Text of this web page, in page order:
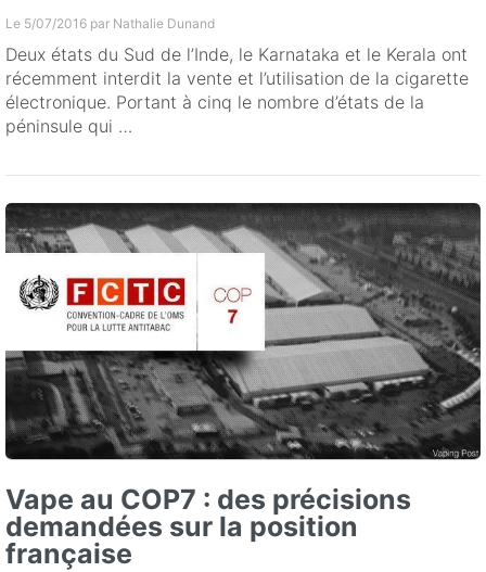
Le 5/07/2016 par Nathalie Dunand
Deux états du Sud de l’Inde, le Karnataka et le Kerala ont
récemment interdit la vente et l’utilisation de la cigarette
électronique. Portant à cinq le nombre d’états de la
péninsule qui …
Vape au COP7 : des précisions
demandées sur la position
française